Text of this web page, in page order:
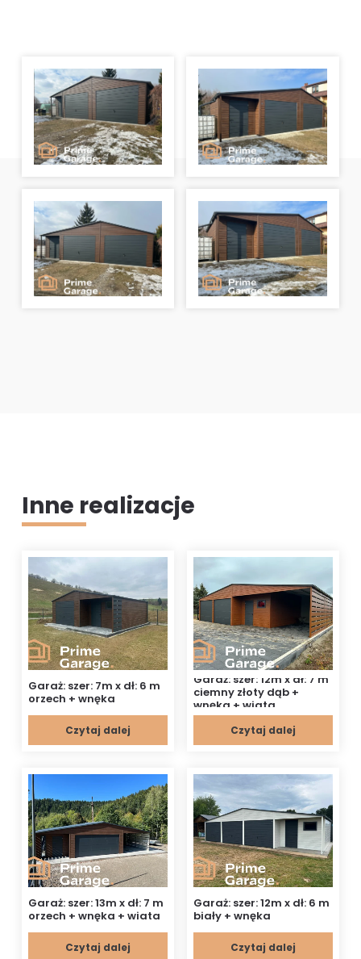
Inne realizacje
Garaż: szer: 7m x dł: 6 m
orzech + wnęka
Czytaj dalej
Garaż: szer: 12m x dł: 7 m
ciemny złoty dąb +
wnęka + wiata
Czytaj dalej
Garaż: szer: 13m x dł: 7 m
orzech + wnęka + wiata
Czytaj dalej
Garaż: szer: 12m x dł: 6 m
biały + wnęka
Czytaj dalej